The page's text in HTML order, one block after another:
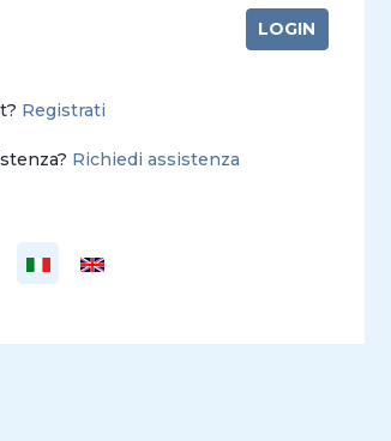
LOGIN
Registrati
Richiedi assistenza